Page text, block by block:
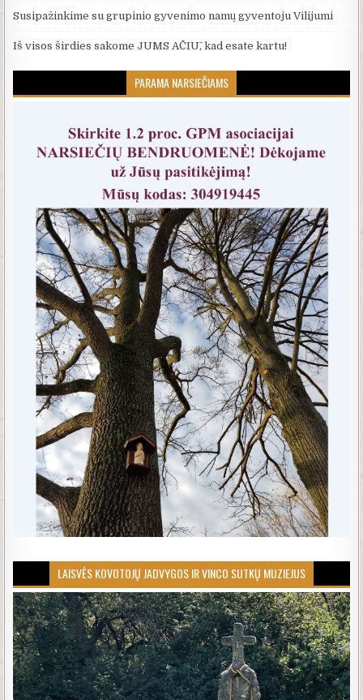
Susipažinkime su grupinio gyvenimo namų gyventoju Vilijumi
Iš visos širdies sakome JUMS AČIŪ, kad esate kartu!
PARAMA NARSIEČIAMS
LAISVĖS KOVOTOJŲ JADVYGOS IR VINCO SUTKŲ MUZIEJUS